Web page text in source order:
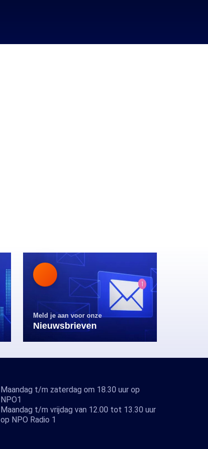
Meld je aan voor onze
Nieuwsbrieven
Maandag t/m zaterdag om 18.30 uur op
NPO1
Maandag t/m vrijdag van 12.00 tot 13.30 uur
op NPO Radio 1